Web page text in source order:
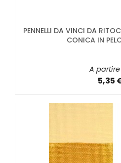
PENNELLI DA VINCI DA
CONICA IN
A
5,35